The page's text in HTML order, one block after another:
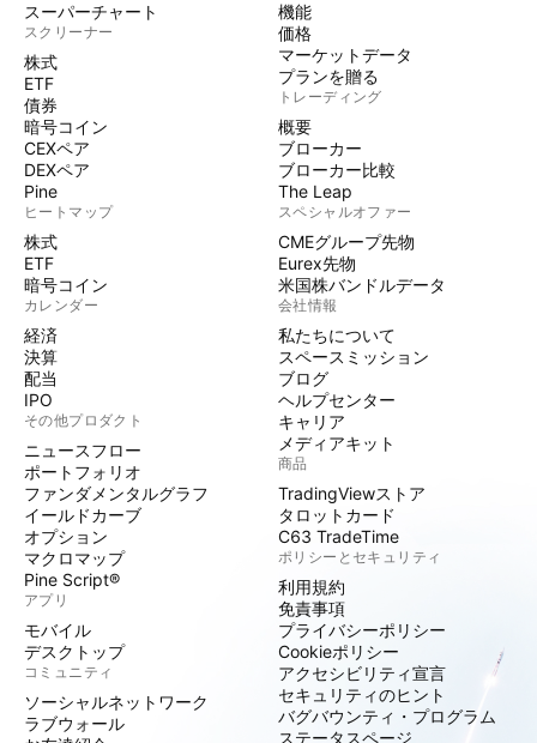
スーパーチャート
スクリーナー
株式
ETF
債券
暗号コイン
CEXペア
DEXペア
Pine
ヒートマップ
株式
ETF
暗号コイン
カレンダー
経済
決算
配当
IPO
その他プロダクト
ニュースフロー
ポートフォリオ
ファンダメンタルグラフ
イールドカーブ
オプション
マクロマップ
Pine Script®
アプリ
モバイル
デスクトップ
コミュニティ
ソーシャルネットワーク
ラブウォール
機能
価格
マーケットデータ
プランを贈る
トレーディング
概要
ブローカー
ブローカー比較
The Leap
スペシャルオファー
CMEグループ先物
Eurex先物
米国株バンドルデータ
会社情報
私たちについて
スペースミッション
ブログ
ヘルプセンター
キャリア
メディアキット
商品
TradingViewストア
タロットカード
C63 TradeTime
ポリシーとセキュリティ
利用規約
免責事項
プライバシーポリシー
Cookieポリシー
アクセシビリティ宣言
セキュリティのヒント
バグバウンティ・プログラム
ステータスページ